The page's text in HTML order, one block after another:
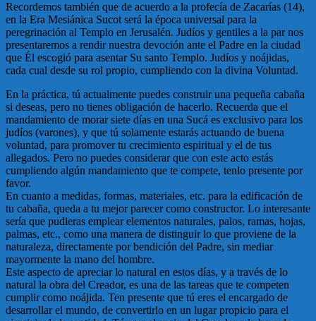
Recordemos también que de acuerdo a la profecía de Zacarías (14),
en la Era Mesiánica Sucot será la época universal para la
peregrinación al Templo en Jerusalén. Judíos y gentiles a la par nos
presentaremos a rendir nuestra devoción ante el Padre en la ciudad
que Él escogió para asentar Su santo Templo. Judíos y noájidas,
cada cual desde su rol propio, cumpliendo con la divina Voluntad.
En la práctica, tú actualmente puedes construir una pequeña cabaña
si deseas, pero no tienes obligación de hacerlo. Recuerda que el
mandamiento de morar siete días en una Sucá es exclusivo para los
judíos (varones), y que tú solamente estarás actuando de buena
voluntad, para promover tu crecimiento espiritual y el de tus
allegados. Pero no puedes considerar que con este acto estás
cumpliendo algún mandamiento que te compete, tenlo presente por
favor.
En cuanto a medidas, formas, materiales, etc. para la edificación de
tu cabaña, queda a tu mejor parecer como constructor. Lo interesante
sería que pudieras emplear elementos naturales, palos, ramas, hojas,
palmas, etc., como una manera de distinguir lo que proviene de la
naturaleza, directamente por bendición del Padre, sin mediar
mayormente la mano del hombre.
Este aspecto de apreciar lo natural en estos días, y a través de lo
natural la obra del Creador, es una de las tareas que te competen
cumplir como noájida. Ten presente que tú eres el encargado de
desarrollar el mundo, de convertirlo en un lugar propicio para el